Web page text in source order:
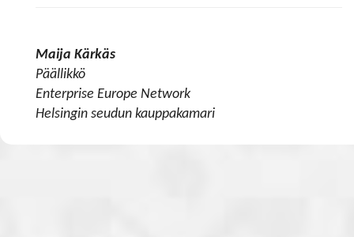
​​​​​​​Maija Kärkäs
Päällikkö
Enterprise Europe Network
Helsingin seudun kauppakamari